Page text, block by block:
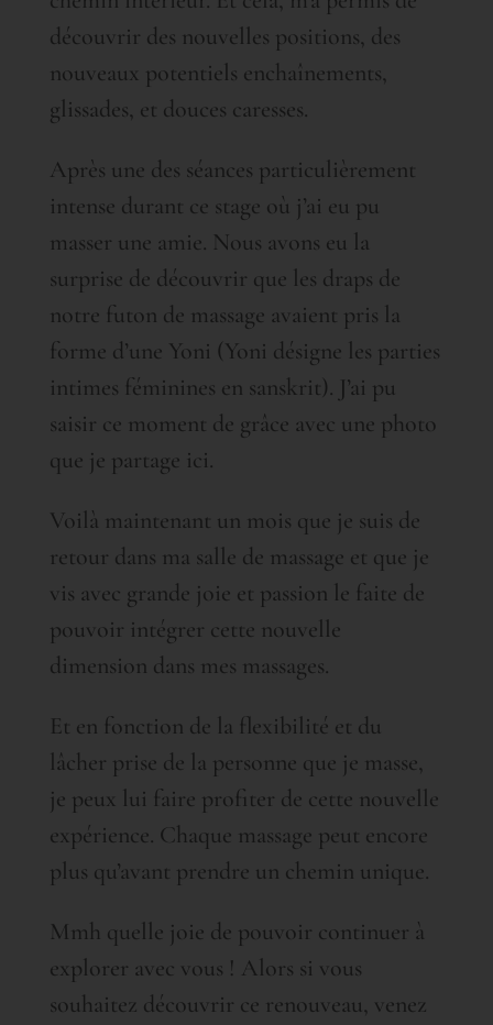
découvrir des nouvelles positions, des
nouveaux potentiels enchaînements,
glissades, et douces caresses.
Après une des séances particulièrement
intense durant ce stage où j’ai eu pu
masser une amie. Nous avons eu la
surprise de découvrir que les draps de
notre futon de massage avaient pris la
forme d’une Yoni (Yoni désigne les parties
intimes féminines en sanskrit). J’ai pu
saisir ce moment de grâce avec une photo
que je partage ici.
Voilà maintenant un mois que je suis de
retour dans ma salle de massage et que je
vis avec grande joie et passion le faite de
pouvoir intégrer cette nouvelle
dimension dans mes massages.
Et en fonction de la flexibilité et du
lâcher prise de la personne que je masse,
je peux lui faire profiter de cette nouvelle
expérience. Chaque massage peut encore
plus qu’avant prendre un chemin unique.
Mmh quelle joie de pouvoir continuer à
explorer avec vous ! Alors si vous
souhaitez découvrir ce renouveau, venez